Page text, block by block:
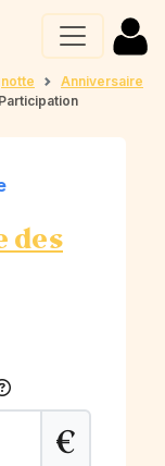
Anniversaire
Participation
des
€